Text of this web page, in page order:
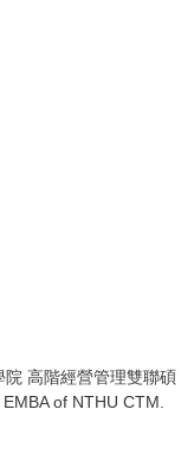
高階經營管理雙聯碩
of NTHU CTM.